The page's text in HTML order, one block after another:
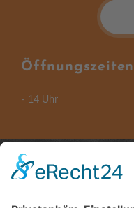
Öffnungszeiten
- 14 Uhr